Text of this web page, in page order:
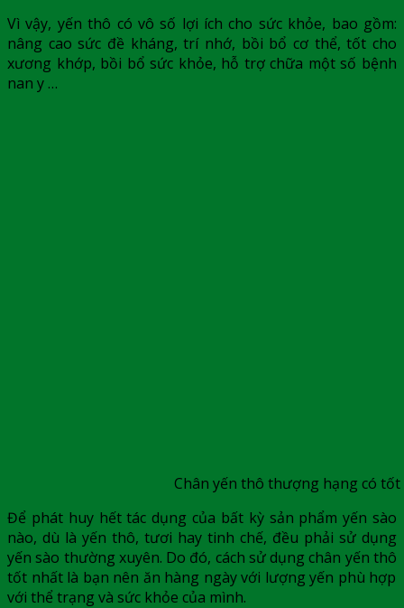
Vì vậy, yến thô có vô số lợi ích cho sức khỏe, bao gồm:
nâng cao sức đề kháng, trí nhớ, bồi bổ cơ thể, tốt cho
xương khớp, bồi bổ sức khỏe, hỗ trợ chữa một số bệnh
nan y …
Chân yến thô thượng hạng có tốt
Để phát huy hết tác dụng của bất kỳ sản phẩm yến sào
nào, dù là yến thô, tươi hay tinh chế, đều phải sử dụng
yến sào thường xuyên. Do đó, cách sử dụngchân yến thô
tốt nhất là bạn nên ăn hàng ngày với lượng yến phù hợp
với thể trạng và sức khỏe của mình.